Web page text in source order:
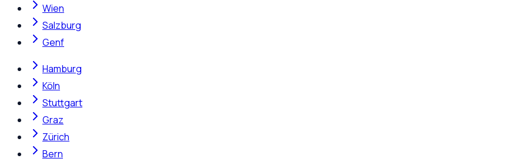
Wien
Salzburg
Genf
Hamburg
Köln
Stuttgart
Graz
Zürich
Bern